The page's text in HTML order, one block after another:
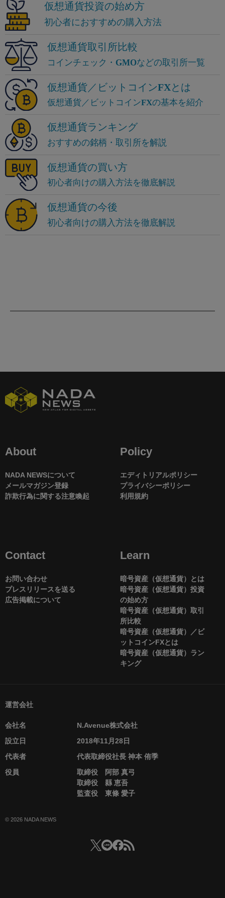
About
NADA NEWSについて
メールマガジン登録
詐欺行為に関する注意喚起
Policy
エディトリアルポリシー
プライバシーポリシー
利用規約
Contact
お問い合わせ
プレスリリースを送る
広告掲載について
Learn
暗号資産（仮想通貨）とは
暗号資産（仮想通貨）投資
の始め方
暗号資産（仮想通貨）取引
所比較
暗号資産（仮想通貨）／ビ
ットコインFXとは
暗号資産（仮想通貨）ラン
キング
運営会社
会社名
N.Avenue株式会社
設立日
2018年11月28日
代表者
代表取締役社長 神本 侑季
役員
取締役 阿部 真弓
取締役 縣 恵吾
監査役 東條 愛子
© 2026 NADA NEWS